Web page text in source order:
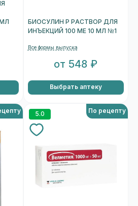
БИОСУЛИН Р РАСТВОР ДЛЯ
ИНЪЕКЦИЙ 100 МЕ 10 МЛ №1
Все формы выпуска
от 548 ₽
Выбрать аптеку
5.0 По рецепту